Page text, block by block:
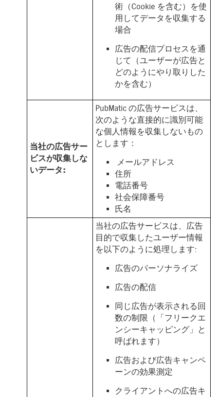
術（Cookie を含む）を使
用してデータを収集する
場合
広告の配信プロセスを通
じて（ユーザーが広告と
どのようにやり取りした
かを含む）
当社の広告サー
ビスが収集しな
いデータ:
PubMatic の広告サービスは、
次のような直接的に識別可能
な個人情報を収集しないもの
とします：
メールアドレス
住所
電話番号
社会保障番号
氏名
当社の広告サービスは、広告
目的で収集したユーザー情報
を以下のように処理します:
広告のパーソナライズ
広告の配信
同じ広告が表示される回
数の制限（「フリークエ
ンシーキャッピング」と
呼ばれます）
広告および広告キャンペ
ーンの効果測定
クライアントへの広告キ